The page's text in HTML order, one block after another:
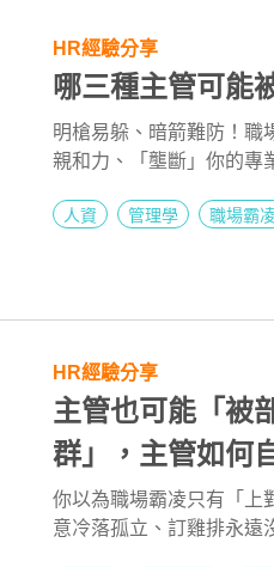
HR經驗分享
哪三種主管可能
明槍易躲、暗箭難防！職
親和力、「壟斷」你的專
釋出善意，讓部屬願意和
人資 管理學 職場霸
HR經驗分享
主管也可能「被
群」，主管如何
你以為職場霸凌只有「上
意冷落孤立、訂雞排永遠